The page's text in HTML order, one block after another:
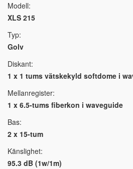
Modell:
XLS 215
Typ:
Golv
Diskant:
1 x 1 tums vätskekyld softdome i
Mellanregister:
1 x 6.5-tums fiberkon i waveguide
Bas:
2 x 15-tum
Känslighet:
95.3 dB (1w/1m)